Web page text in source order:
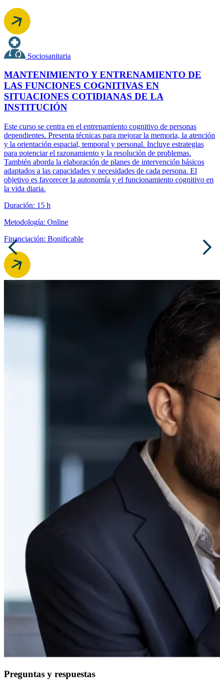
Sociosanitaria
MANTENIMIENTO Y ENTRENAMIENTO DE
LAS FUNCIONES COGNITIVAS EN
SITUACIONES COTIDIANAS DE LA
INSTITUCIÓN
Este curso se centra en el entrenamiento cognitivo de personas
dependientes. Presenta técnicas para mejorar la memoria, la atención
y la orientación espacial, temporal y personal. Incluye estrategias
para potenciar el razonamiento y la resolución de problemas.
También aborda la elaboración de planes de intervención básicos
adaptados a las capacidades y necesidades de cada persona. El
objetivo es favorecer la autonomía y el funcionamiento cognitivo en
la vida diaria.
Duración: 15 h
Metodología: Online
Financiación: Bonificable
Preguntas y respuestas